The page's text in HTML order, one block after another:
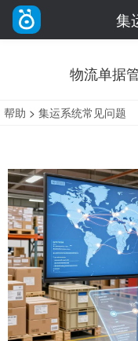
集
物流单据
帮助 > 集运系统常见问题